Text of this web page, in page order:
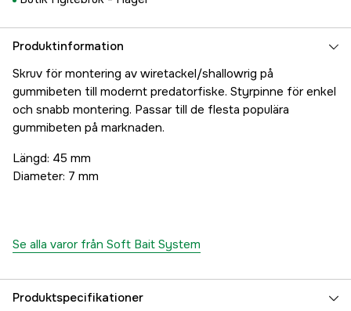
Produktinformation
Skruv för montering av wiretackel/shallowrig på
gummibeten till modernt predatorfiske. Styrpinne för enkel
och snabb montering. Passar till de flesta populära
gummibeten på marknaden.
Längd: 45 mm
Diameter: 7 mm
Se alla varor från Soft Bait System
Produktspecifikationer